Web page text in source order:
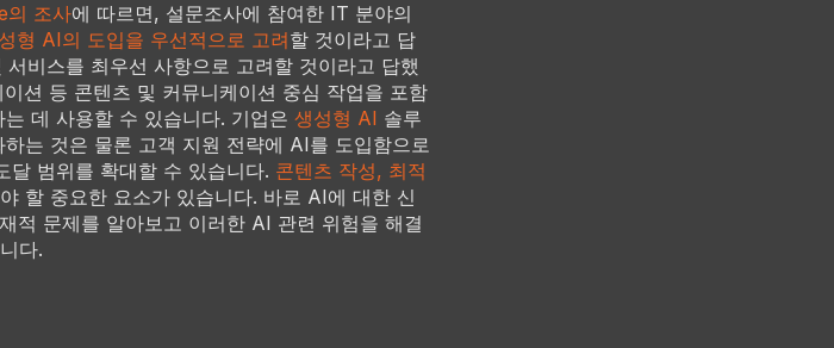
의 조사에 따르면, 설문조사에 참여한 IT 분야의
형 AI의 도입을 우선적으로 고려할 것이라고 답
비스를 최우선 사항으로 고려할 것이라고 답했
션 등 콘텐츠 및 커뮤니케이션 중심 작업을 포함
데 사용할 수 있습니다. 기업은 생성형 AI 솔루
는 것은 물론 고객 지원 전략에 AI를 도입함으로
달 범위를 확대할 수 있습니다. 콘텐츠 작성, 최적
할 중요한 요소가 있습니다. 바로 AI에 대한 신
적 문제를 알아보고 이러한 AI 관련 위험을 해결
다.